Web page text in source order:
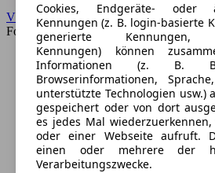
VW
Forum
Cookies, Endgeräte- oder
Kennungen (z. B. login-basierte
generierte Kennungen,
Kennungen) können
Informationen (z. B.
Browserinformationen,
unterstützte Technologien usw.)
gespeichert oder von dort
es jedes Mal
oder einer Webseite aufruft.
einen oder mehrere der
Verarbeitungszwecke.